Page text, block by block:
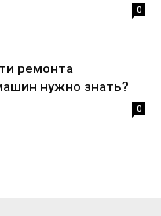
0
ремонта
нужно знать?
0